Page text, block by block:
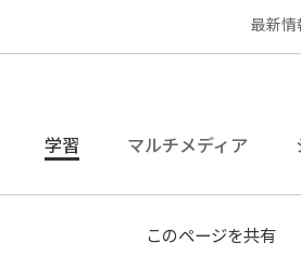
最新情
学習 マルチメディア
このページを共有